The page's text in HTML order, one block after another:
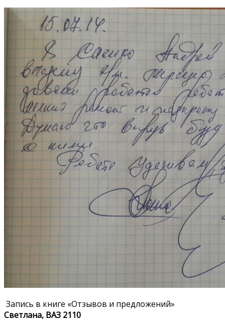
Запись в книге «Отзывов и предложений»
Светлана, ВАЗ 2110